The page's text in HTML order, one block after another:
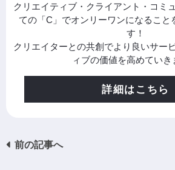
クリエイティブ・クライアント・コミ
ての「C」でオンリーワンになること
す！
クリエイターとの共創でより良いサー
ィブの価値を高めていき
詳細はこちら
前の記事へ